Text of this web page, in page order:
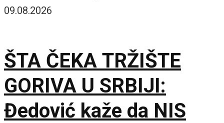
hitan sastanak sa
09.08.2026
ŠTA ČEKA TRŽIŠTE
GORIVA U SRBIJI:
Đedović kaže da NIS